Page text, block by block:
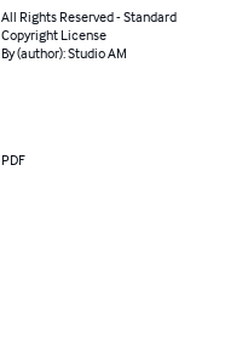
All Rights Reserved - Standard
Copyright License
By (author): Studio AM
PDF